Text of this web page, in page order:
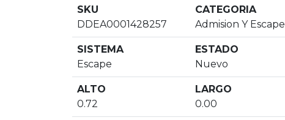
SKU
DDEA0001428257
CATEGORIA
Admision Y Escape
SISTEMA
Escape
ESTADO
Nuevo
ALTO
0.72
LARGO
0.00